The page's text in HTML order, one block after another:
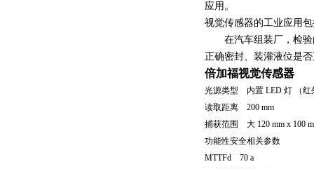
应用。
视觉传感器的工业应用
在汽车组装厂，检验
正确密封、装灌液位是
倍加福视觉传感器
光源类型 内置 LED 灯 （红
读取距离 200 mm
捕获范围 大 120 mm x 100
功能性安全相关参数
MTTFd 70 a